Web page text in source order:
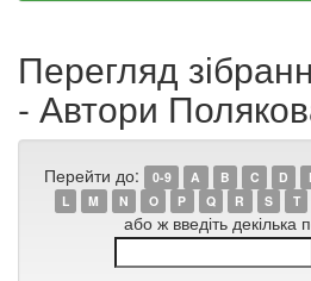
Перегляд
- Автори
Перейти до: 0-9 A B C D
L
M N O P Q R S T
або ж введіть декілька